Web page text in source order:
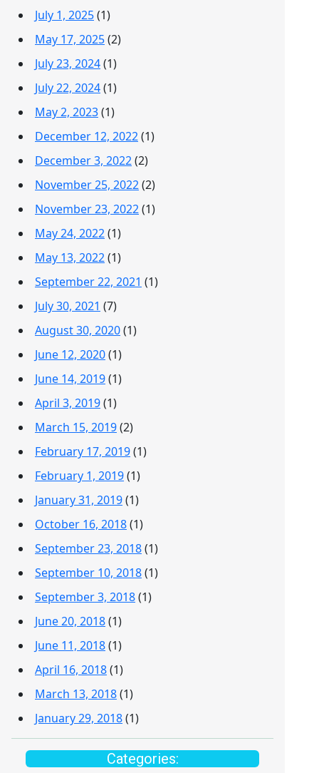
July 1, 2025(1)
May 17, 2025(2)
July 23, 2024(1)
July 22, 2024(1)
May 2, 2023(1)
December 12, 2022(1)
December 3, 2022(2)
November 25, 2022(2)
November 23, 2022(1)
May 24, 2022(1)
May 13, 2022(1)
September 22, 2021 (1)
July 30, 2021 (7)
August 30, 2020(1)
June 12, 2020(1)
June 14, 2019(1)
April 3, 2019(1)
March 15, 2019(2)
February 17, 2019(1)
February 1, 2019(1)
January 31, 2019(1)
October 16, 2018(1)
September 23, 2018(1)
September 10, 2018(1)
September 3, 2018(1)
June 20, 2018(1)
June 11, 2018(1)
April 16, 2018(1)
March 13, 2018(1)
January 29, 2018(1)
Categories: